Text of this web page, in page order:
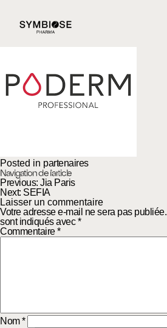
Posted in partenaires
Navigation de l’article
Previous: Jia Paris
Next: SEFIA
Laisser un commentaire
Votre adresse e-mail ne sera pas publiée.
sont indiqués avec*
Commentaire*
Nom*